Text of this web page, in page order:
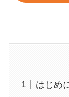
はじめ